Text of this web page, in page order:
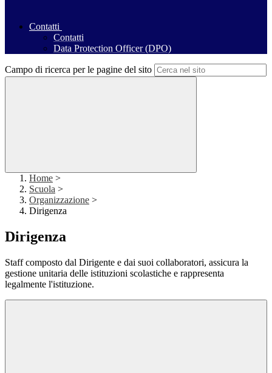
Contatti
Contatti
Data Protection Officer (DPO)
Campo di ricerca per le pagine del sito
Home >
Scuola >
Organizzazione >
Dirigenza
Dirigenza
Staff composto dal Dirigente e dai suoi collaboratori, assicura la
gestione unitaria delle istituzioni scolastiche e rappresenta
legalmente l'istituzione.